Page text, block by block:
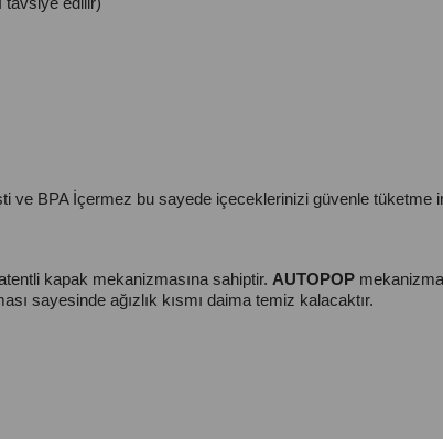
ve BPA İçermez bu sayede içeceklerinizi güvenle tüketme
kapak mekanizmasına sahiptir. AUTOPOP
sayesinde ağızlık kısmı daima temiz kalacaktır.